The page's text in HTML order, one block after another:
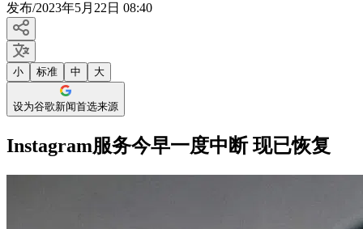
发布/2023年5月22日 08:40
小 标准 中 大
设为谷歌新闻首选来源
Instagram服务今早一度中断 现已恢复